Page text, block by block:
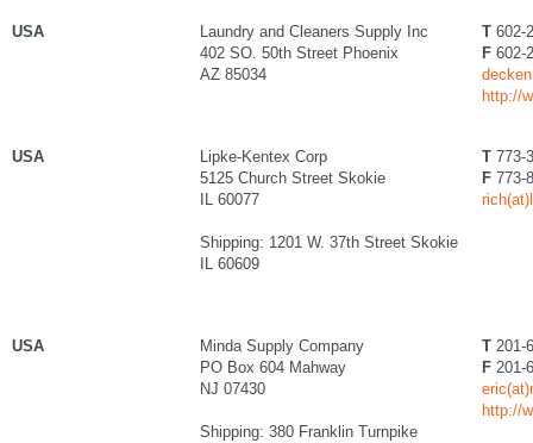
USA
Laundry and Cleaners Supply Inc
402 SO. 50th Street Phoenix
AZ 85034
T 602-
F 602-
http://
USA
Lipke-Kentex Corp
5125 Church Street Skokie
IL 60077
Shipping: 1201 W. 37th Street Skokie
IL 60609
T 773-
F 773-
USA
Minda Supply Company
PO Box 604 Mahway
NJ 07430
Shipping: 380 Franklin Turnpike
T 201-
F 201-
http://